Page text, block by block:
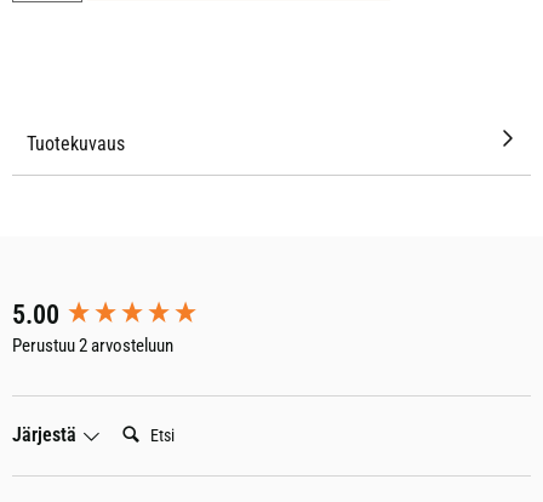
Tuotekuvaus
5.00
Perustuu 2 arvosteluun
Järjestä
New content loaded